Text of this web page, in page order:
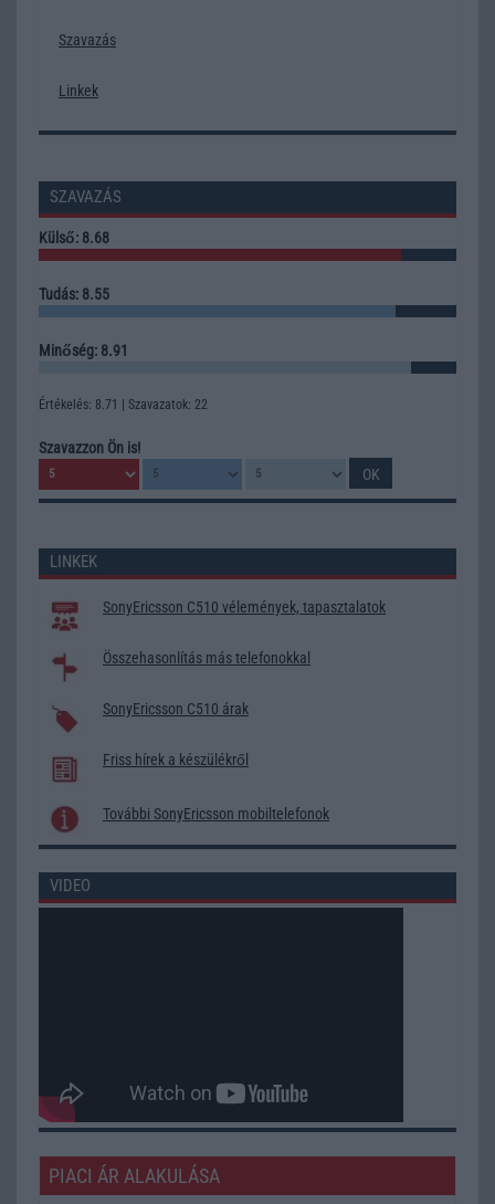
Szavazás
Linkek
SZAVAZÁS
Külső: 8.68
Tudás: 8.55
Minőség: 8.91
Értékelés: 8.71 | Szavazatok: 22
Szavazzon Ön is!
LINKEK
SonyEricsson C510 vélemények, tapasztalatok
Összehasonlítás más telefonokkal
SonyEricsson C510 árak
Friss hírek a készülékről
További SonyEricsson mobiltelefonok
VIDEO
PIACI ÁR ALAKULÁSA